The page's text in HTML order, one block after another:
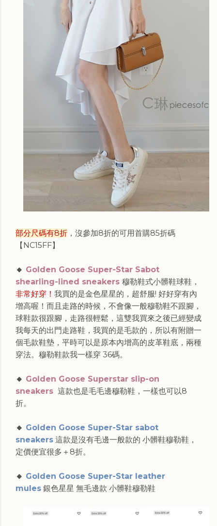
部分尺碼有8折 ，沒參加8折的可用首購85折碼
【NC15FF】
🔸 Golden Goose Super-Star Sabot
shearling-lined sneakers 穆勒鞋式小髒鞋球鞋，
非常好穿！ 我買的是金色星星的，超舒服! 好好穿有內
增高喔！而且走路的時候，不會像一般穆勒鞋不跟腳，
球鞋款很跟腳，走路很輕鬆，這雙我買來之後已經變成
我每天的出門走路鞋，我買的是毛款的，所以有附贈一
個毛款鞋墊，平時可以是原本內增高的皮革鞋底，兩種
穿法。穆勒鞋款我一樣穿 36碼。
🔸 Golden Goose Superstar slip-on
sneakers 這款也是毛毛邊穆勒鞋，一樣也可以8
折。
🔸 Golden Goose Super-Star sabot
sneakers 這款是沒有毛邊一般款的 小髒鞋穆勒鞋，
定價便宜很多＋8折。
🔸 Golden Goose Super-Star leather
mules 銀色星星 無毛邊款 小髒鞋穆勒鞋